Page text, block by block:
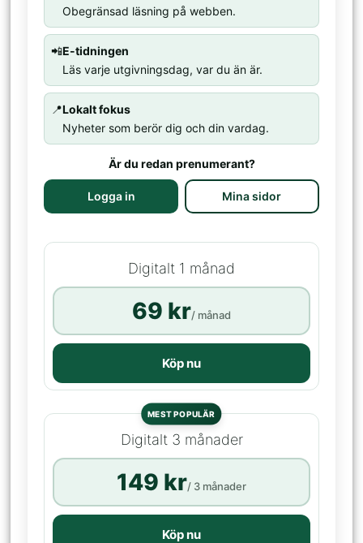
Obegränsad läsning på webben.
📲E-tidningen
Läs varje utgivningsdag, var du än är.
📍Lokalt fokus
Nyheter som berör dig och din vardag.
Är du redan prenumerant?
Logga in Mina sidor
Digitalt 1 månad
69 kr/ månad
Köp nu
MEST POPULÄR
Digitalt 3 månader
149 kr/ 3 månader
Köp nu